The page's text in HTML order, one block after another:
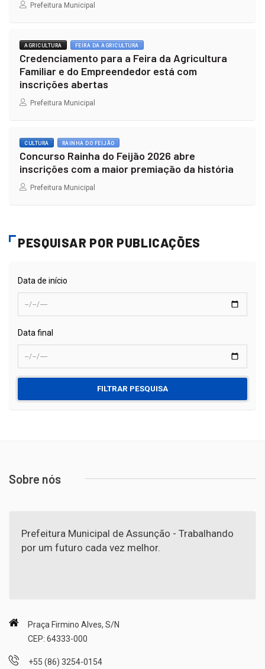
Prefeitura Municipal
AGRICULTURA FEIRA DA AGRICULTURA
Credenciamento para a Feira da Agricultura
Familiar e do Empreendedor está com
inscrições abertas
Prefeitura Municipal
CULTURA RAINHA DO FEIJÃO
Concurso Rainha do Feijão 2026 abre
inscrições com a maior premiação da história
Prefeitura Municipal
PESQUISAR POR PUBLICAÇÕES
Data de início
Data final
FILTRAR PESQUISA
Sobre nós
Prefeitura Municipal de Assunção - Trabalhando
por um futuro cada vez melhor.
Praça Firmino Alves, S/N
CEP: 64333-000
+55 (86) 3254-0154